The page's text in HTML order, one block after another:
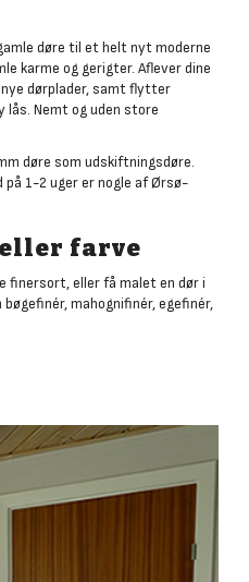
døre til et helt nyt moderne
karme og gerigter. Aflever dine
dørplader, samt flytter
Nemt og uden store
døre som udskiftningsdøre.
1-2 uger er nogle af Ørsø-
farve
finersort, eller få malet en dør i
mahognifinér, egefinér,